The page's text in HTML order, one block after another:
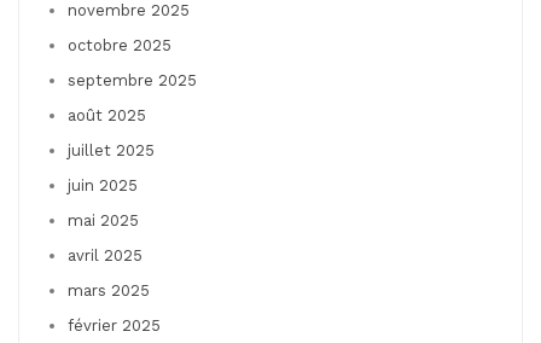
novembre 2025
octobre 2025
septembre 2025
août 2025
juillet 2025
juin 2025
mai 2025
avril 2025
mars 2025
février 2025